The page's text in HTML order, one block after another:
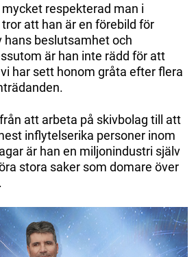
respekterad man i
att han är en förebild för
hans beslutsamhet och
är han inte rädd för att
har sett honom gråta efter flera
att arbeta på skivbolag till att
inflytelserika personer inom
är han en miljonindustri själv
stora saker som domare över